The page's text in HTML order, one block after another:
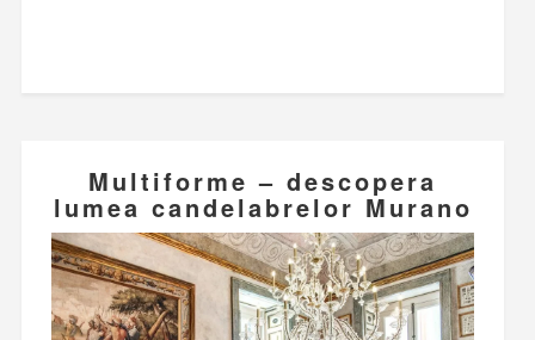
Multiforme – descopera
lumea candelabrelor Murano